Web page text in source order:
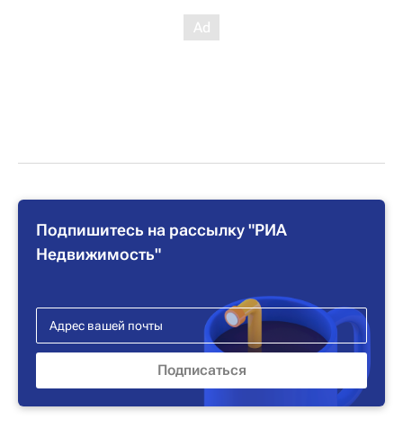
Подпишитесь на рассылку "РИА
Недвижимость"